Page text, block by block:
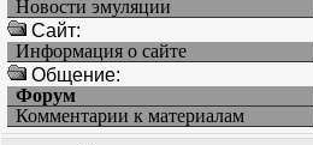
Новости эмуляции
Cайт:
Информация о сайте
Общение:
Форум
Комментарии к материалам